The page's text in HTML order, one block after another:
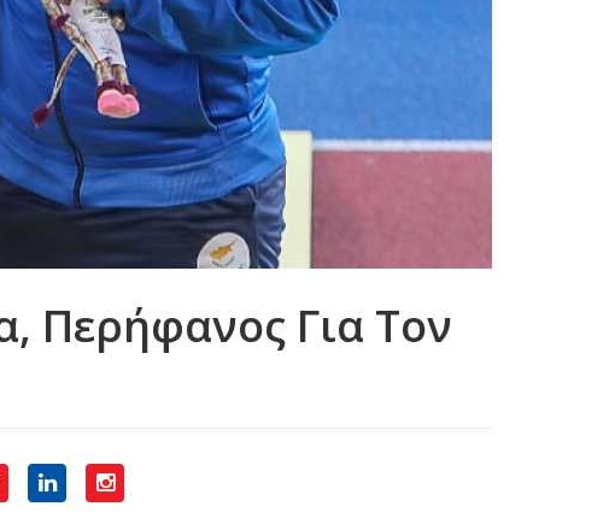
Περήφανος Για Τον